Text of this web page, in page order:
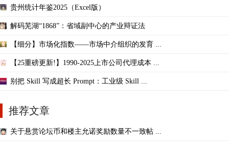
贵州统计年鉴2025（Excel版）
解码芜湖“1868”：省域副中心的产业辩证法
【细分】市场化指数——市场中介组织的发育 ...
【25重磅更新!】1990-2025上市公司代理成本 ...
别把 Skill 写成超长 Prompt：工业级 Skill ...
推荐文章
关于悬赏论坛币和楼主允诺奖励数量不一致帖 ...